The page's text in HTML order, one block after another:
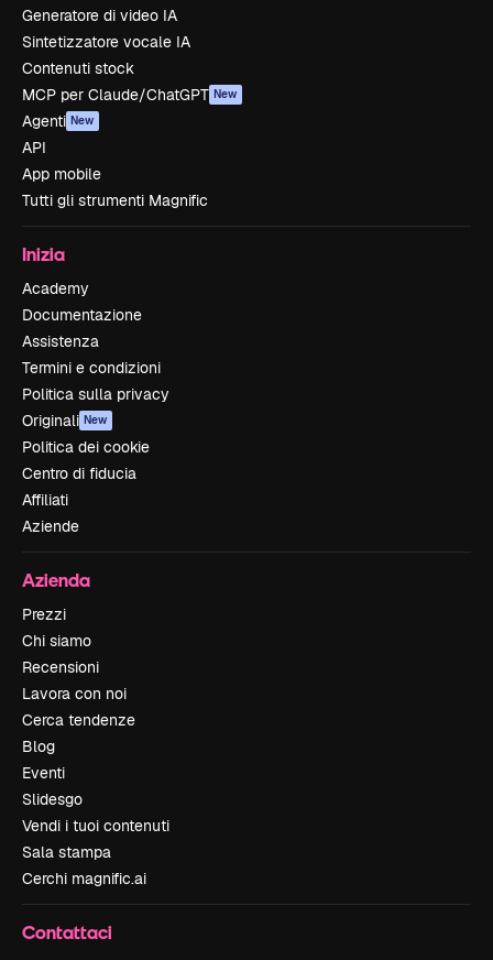
Generatore di video IA
Sintetizzatore vocale IA
Contenuti stock
MCP per Claude/ChatGPT New
Agenti New
API
App mobile
Tutti gli strumenti Magnific
Inizia
Academy
Documentazione
Assistenza
Termini e condizioni
Politica sulla privacy
Originali New
Politica dei cookie
Centro di fiducia
Affiliati
Aziende
Azienda
Prezzi
Chi siamo
Recensioni
Lavora con noi
Cerca tendenze
Blog
Eventi
Slidesgo
Vendi i tuoi contenuti
Sala stampa
Cerchi magnific.ai
Contattaci